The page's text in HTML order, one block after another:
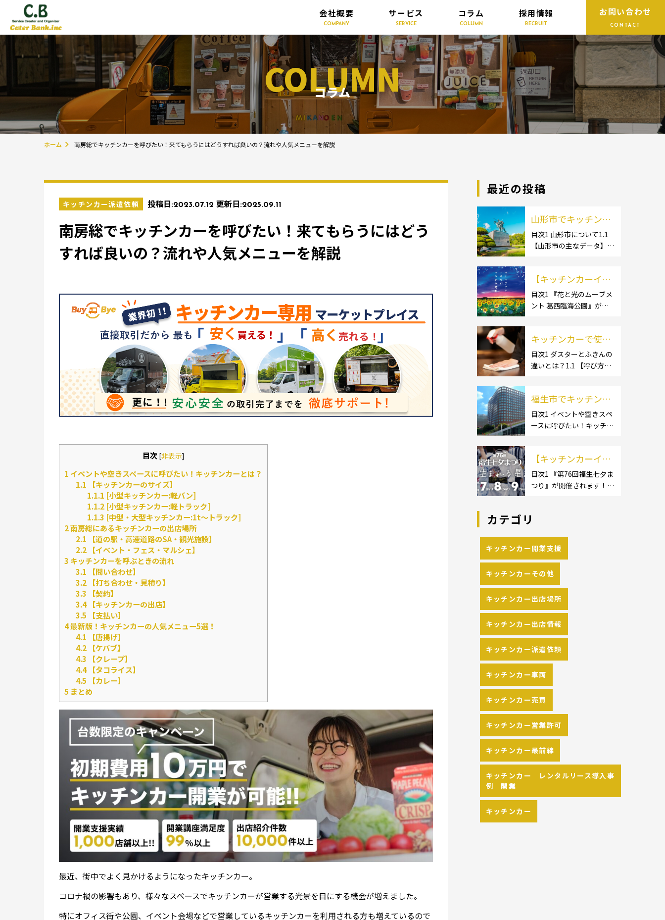
会社概要
COMPANY
サービス
SERVICE
コラム
COLUMN
採用情報
RECRUIT
お問い合わせ
CONTACT
COLUMN
コラム
ホーム 南房総でキッチンカーを呼びたい！来てもらうにはどうすれば良いの？流れや人気メニューを解説
キッチンカー派遣依頼 投稿日:2023.07.12 更新日:2025.09.11
南房総でキッチンカーを呼びたい！来てもらうにはどう
すれば良いの？流れや人気メニューを解説
目次 [非表示]
1 イベントや空きスペースに呼びたい！キッチンカーとは？
1.1 【キッチンカーのサイズ】
1.1.1 [小型キッチンカー:軽バン]
1.1.2[小型キッチンカー:軽トラック]
1.1.3 [中型・大型キッチンカー:1t～トラック]
2南房総にあるキッチンカーの出店場所
2.1 【道の駅・高速道路のSA・観光施設】
2.2【イベント・フェス・マルシェ】
3 キッチンカーを呼ぶときの流れ
3.1 【問い合わせ】
3.2【打ち合わせ・見積り】
3.3 【契約】
3.4【キッチンカーの出店】
3.5 【支払い】
4最新版！キッチンカーの人気メニュー5選！
4.1 【唐揚げ】
4.2【ケバブ】
4.3 【クレープ】
4.4【タコライス】
4.5 【カレー】
5 まとめ
最近、街中でよく見かけるようになったキッチンカー。
コロナ禍の影響もあり、様々なスペースでキッチンカーが営業する光景を目にする機会が増えました。
特にオフィス街や公園、イベント会場などで営業しているキッチンカーを利用される方も増えているので
最近の投稿
山形市でキッチンカ
ー開業するなら格安
のレンタル・リー
流れも解説！
目次1 山形市について1.1
【山形市の主なデータ】
王温泉]1.2.2 [文翔館]1.3
【名産品・ご当地グルメ】
1.3.1 [芋煮]1.3 […]
【キッチンカーイベ
ント情報】花と光の
ムーブメント 葛西臨
います！
目次1 『花と光のムーブメ
ント 葛西臨海公園』が開
場といえば、やっぱりイベ
ント！ 日本全国で、キッチ
ンカーが営業している様々
キッチンカーで使用
するダスター・ふき
んの選び方とは？お
介！
目次1 ダスターとふきんの
違いとは？1.1 【呼び方の
ンタークロスとも呼ばれ
る】2 キッチンカーで使用
するダスター(ふきん)種類
福生市でキッチンカ
ーを呼びたい！派遣
してもらうにはどう
の流れや人気メニュ
ーを解説
目次1 イベントや空きスペ
ースに呼びたい！キッチン
キッチンカー:軽バン]1.1.2
[小型キッチンカー:軽トラ
ック]1.1.3 [中型・大型キッ
【キッチンカーイベ
ント情報】第76回福
生七夕まつりが開催
目次1 『第76回福生七夕ま
つり』が開催されます！2
りイベント！ 日本全国で、
催されています。 開業前に
キッチンカーの出店 […]
カテゴリ
キッチンカー開業支援
キッチンカーその他
キッチンカー出店場所
キッチンカー出店情報
キッチンカー派遣依頼
キッチンカー車両
キッチンカー売買
キッチンカー営業許可
キッチンカー最前線
キッチンカー レンタルリース導入事
例 開業
キッチンカー